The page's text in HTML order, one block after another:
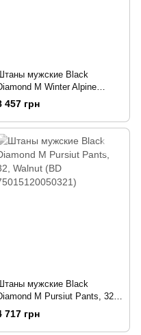
мужские Black
M Winter Alpine
Black, L (BD E5SJ.015-
457 грн
мужские Black
M Pursiut Pants, 32,
(BD 75015120050321)
717 грн